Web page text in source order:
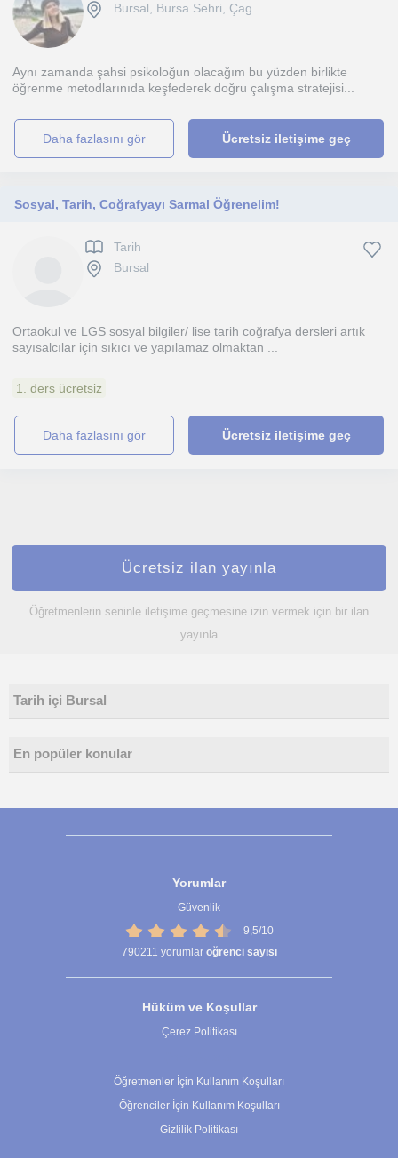
Bursal, Bursa Sehri, Çag...
Aynı zamanda şahsi psikoloğun olacağım bu yüzden birlikte
öğrenme metodlarınıda keşfederek doğru çalışma stratejisi...
daha fazlasını gör Ücretsiz iletişime geç
Sosyal, Tarih, Coğrafyayı Sarmal Öğrenelim!
Tarih
Bursal
Ortaokul ve LGS sosyal bilgiler/ lise tarih coğrafya dersleri artık
sayısalcılar için sıkıcı ve yapılamaz olmaktan ...
1. ders ücretsiz
daha fazlasını gör Ücretsiz iletişime geç
Ücretsiz ilan yayınla
Öğretmenlerin seninle iletişime geçmesine izin vermek için bir ilan
yayınla
Tarih içi Bursal
En popüler konular
Yorumlar
Güvenlik
9,5/10
790211 yorumlar öğrenci sayısı
Hüküm ve Koşullar
Çerez Politikası
Öğretmenler İçin Kullanım Koşulları
Öğrenciler İçin Kullanım Koşulları
Gizlilik Politikası